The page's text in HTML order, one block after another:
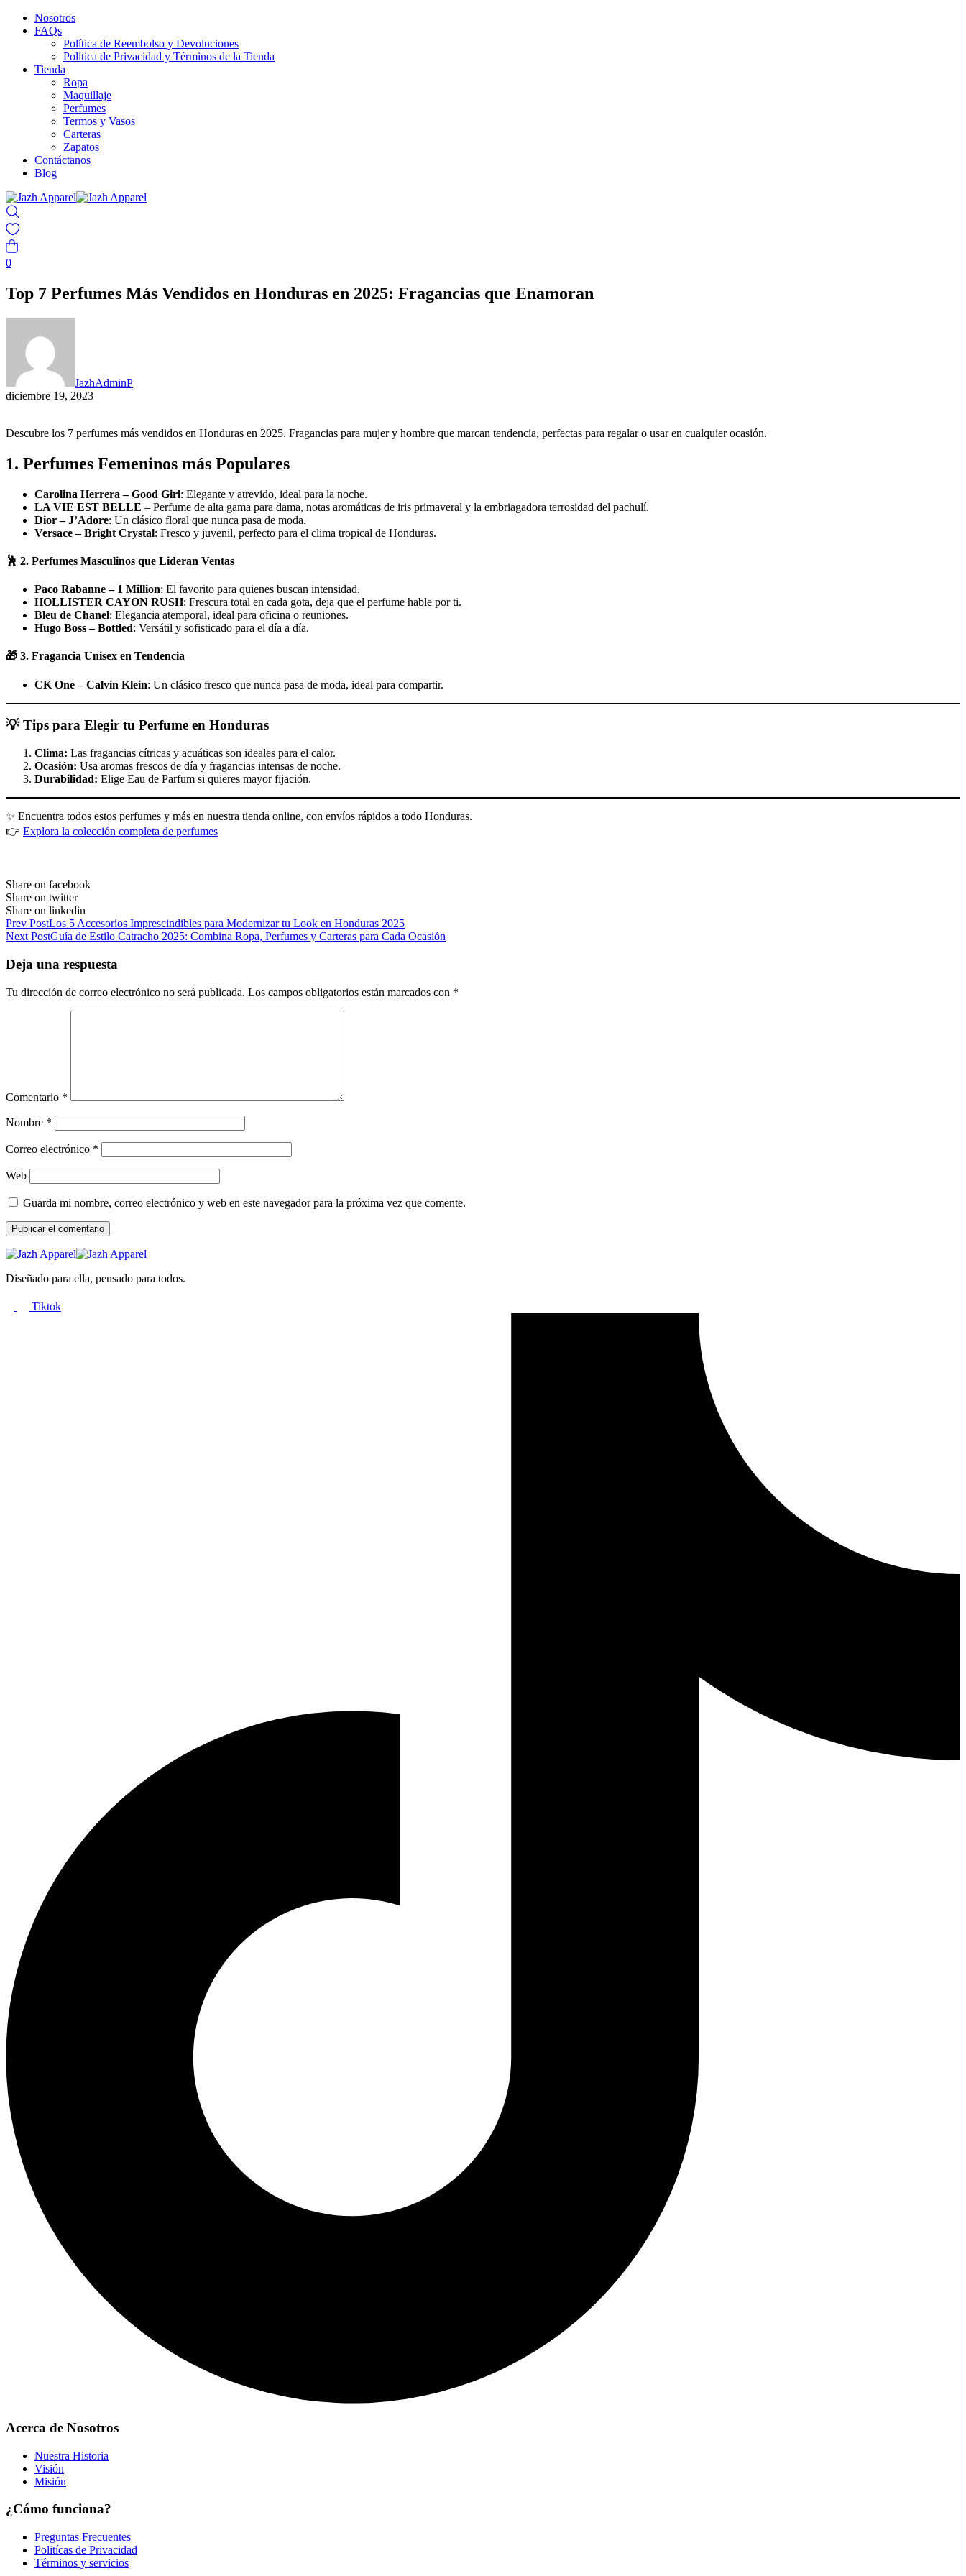
Nosotros
FAQs
Política de Reembolso y Devoluciones
Política de Privacidad y Términos de la Tienda
Tienda
Ropa
Maquillaje
Perfumes
Termos y Vasos
Carteras
Zapatos
Contáctanos
Blog
0
Top 7 Perfumes Más Vendidos en Honduras en 2025: Fragancias que Enamoran
JazhAdminP
diciembre 19, 2023
Descubre los 7 perfumes más vendidos en Honduras en 2025. Fragancias para mujer y hombre que marcan tendencia, perfectas para regalar o usar en cualquier ocasión.
1. Perfumes Femeninos más Populares
Carolina Herrera – Good Girl: Elegante y atrevido, ideal para la noche.
LA VIE EST BELLE – Perfume de alta gama para dama, notas aromáticas de iris primaveral y la embriagadora terrosidad del pachulí.
Dior – J’Adore: Un clásico floral que nunca pasa de moda.
Versace – Bright Crystal: Fresco y juvenil, perfecto para el clima tropical de Honduras.
🕺 2. Perfumes Masculinos que Lideran Ventas
Paco Rabanne – 1 Million: El favorito para quienes buscan intensidad.
HOLLISTER CAYON RUSH: Frescura total en cada gota, deja que el perfume hable por ti.
Bleu de Chanel: Elegancia atemporal, ideal para oficina o reuniones.
Hugo Boss – Bottled: Versátil y sofisticado para el día a día.
🎁 3. Fragancia Unisex en Tendencia
CK One – Calvin Klein: Un clásico fresco que nunca pasa de moda, ideal para compartir.
💡 Tips para Elegir tu Perfume en Honduras
Clima: Las fragancias cítricas y acuáticas son ideales para el calor.
Ocasión: Usa aromas frescos de día y fragancias intensas de noche.
Durabilidad: Elige Eau de Parfum si quieres mayor fijación.
✨ Encuentra todos estos perfumes y más en nuestra tienda online, con envíos rápidos a todo Honduras.
👉 Explora la colección completa de perfumes
Share on facebook
Share on twitter
Share on linkedin
Prev PostLos 5 Accesorios Imprescindibles para Modernizar tu Look en Honduras 2025
Next PostGuía de Estilo Catracho 2025: Combina Ropa, Perfumes y Carteras para Cada Ocasión
Deja una respuesta
Tu dirección de correo electrónico no será publicada. Los campos obligatorios están marcados con *
Comentario *
Nombre *
Correo electrónico *
Web
Guarda mi nombre, correo electrónico y web en este navegador para la próxima vez que comente.
Diseñado para ella, pensado para todos.
Tiktok
Acerca de Nosotros
Nuestra Historia
Visión
Misión
¿Cómo funciona?
Preguntas Frecuentes
Politícas de Privacidad
Términos y servicios